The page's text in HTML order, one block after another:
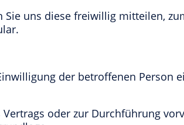
Sie uns diese freiwillig mitteilen,
der betroffenen Person
oder zur Durchführung